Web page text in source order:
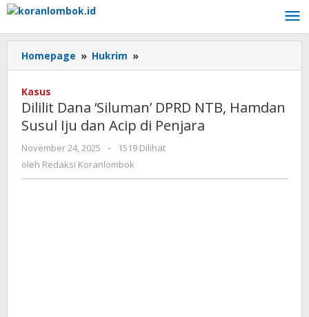
Lewati
konten
Homepage » Hukrim »
Dana
NTB,
Hamdan
Susul
Kasus
Dililit Dana ‘Siluman’ DPRD NTB, Hamdan
Susul Iju dan Acip di Penjara
November 24, 2025
oleh
Redaksi
-
1519 Dilihat
oleh Redaksi Koranlombok